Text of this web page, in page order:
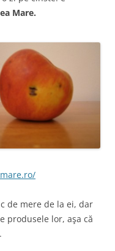
Mare.
de mere de la ei, dar
produsele lor, aşa că